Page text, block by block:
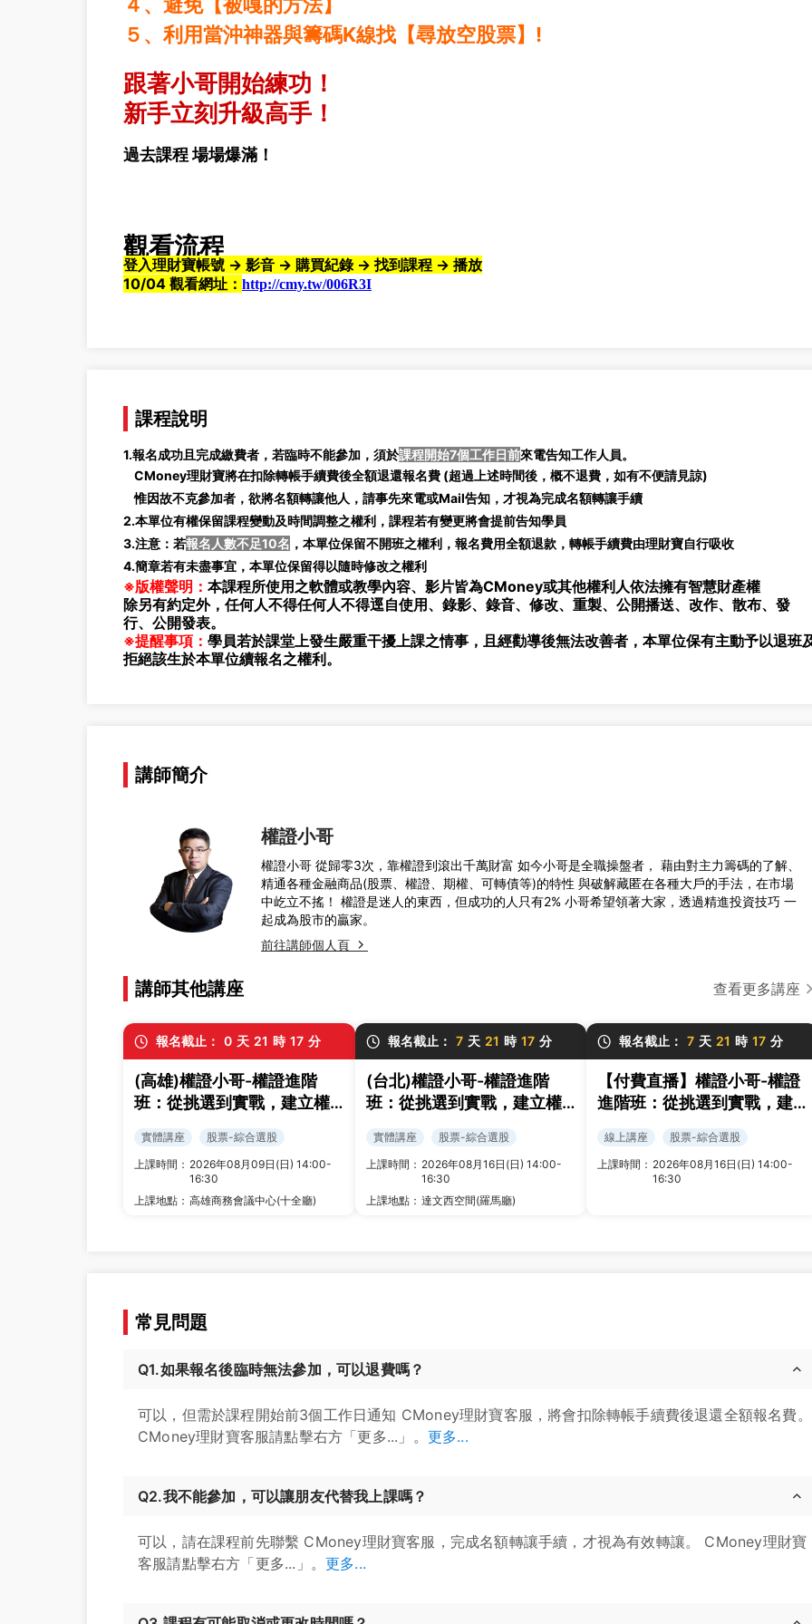
５、利用當沖神器與籌碼K線找【尋放空股票】!
跟著小哥開始練功！
新手立刻升級高手！
過去課程 場場爆滿！
觀看流程
登入理財寶帳號 → 影音 → 購買紀錄 → 找到課程 → 播放
10/04 觀看網址： http://cmy.tw/006R3I
課程說明
1.報名成功且完成繳費者，若臨時不能參加，須於課程開始7個工作日前來電告知工作人員。
CMoney理財寶將在扣除轉帳手續費後全額退還報名費 (超過上述時間後，概不退費，如有不便請見諒)
惟因故不克參加者，欲將名額轉讓他人，請事先來電或Mail告知，才視為完成名額轉讓手續
2.本單位有權保留課程變動及時間調整之權利，課程若有變更將會提前告知學員
3.注意：若報名人數不足10名 ，本單位保留不開班之權利，報名費用全額退款，轉帳手續費由理財寶自行吸收
4.簡章若有未盡事宜，本單位保留得以隨時修改之權利
※版權聲明： 本課程所使用之軟體或教學內容、影片皆為CMoney或其他權利人依法擁有智慧財產權
除另有約定外，任何人不得任何人不得逕自使用、錄影、錄音、修改、重製、公開播送、改作、散布、發
行、公開發表。
※提醒事項： 學員若於課堂上發生嚴重干擾上課之情事，且經勸導後無法改善者，本單位保有主動予以退班
拒絕該生於本單位續報名之權利。
講師簡介
權證小哥
權證小哥 從歸零3次，靠權證到滾出千萬財富 如今小哥是全職操盤者， 藉由對主力籌碼的了解、
精通各種金融商品(股票、權證、期權、可轉債等)的特性 與破解藏匿在各種大戶的手法，在市場
中屹立不搖！ 權證是迷人的東西，但成功的人只有2% 小哥希望領著大家，透過精進投資技巧 一
起成為股市的贏家。
前往講師個人頁
講師其他講座 查看更多講座
報名截止： 0 天 21 時 17 分
(高雄)權證小哥-權證進階
班：從挑選到實戰，建立權
實體講座
股票-綜合選股
上課時間： 2026年08月09日(日) 14:00-
16:30
上課地點： 高雄商務會議中心(十全廳)
報名截止： 7 天 21 時 17 分
(台北)權證小哥-權證進階
班：從挑選到實戰，建立權
實體講座
股票-綜合選股
上課時間： 2026年08月16日(日) 14:00-
16:30
上課地點： 達文西空間(羅馬廳)
報名截止： 7 天 21 時 17 分
【付費直播】權證小哥-權證
進階班：從挑選到實戰，建
線上講座
股票-綜合選股
上課時間： 2026年08月16日(日) 14:00-
16:30
常見問題
Q1.如果報名後臨時無法參加，可以退費嗎？
可以，但需於課程開始前3個工作日通知 CMoney理財寶客服，將會扣除轉帳手續費後退還全額報名費。
CMoney理財寶客服請點擊右方「更多...」。 更多...
Q2.我不能參加，可以讓朋友代替我上課嗎？
可以，請在課程前先聯繫 CMoney理財寶客服，完成名額轉讓手續，才視為有效轉讓。 CMoney理財寶
客服請點擊右方「更多...」。 更多...